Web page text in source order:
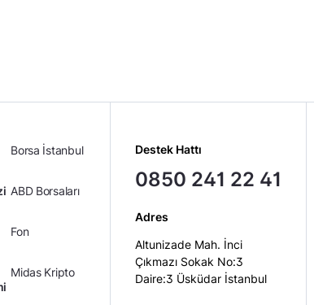
Borsa İstanbul
ABD Borsaları
Fon
Midas Kripto
Destek Hattı
0850 241 22 41
Adres
Altunizade Mah. İnci
Çıkmazı Sokak No:3
Daire:3 Üsküdar İstanbul